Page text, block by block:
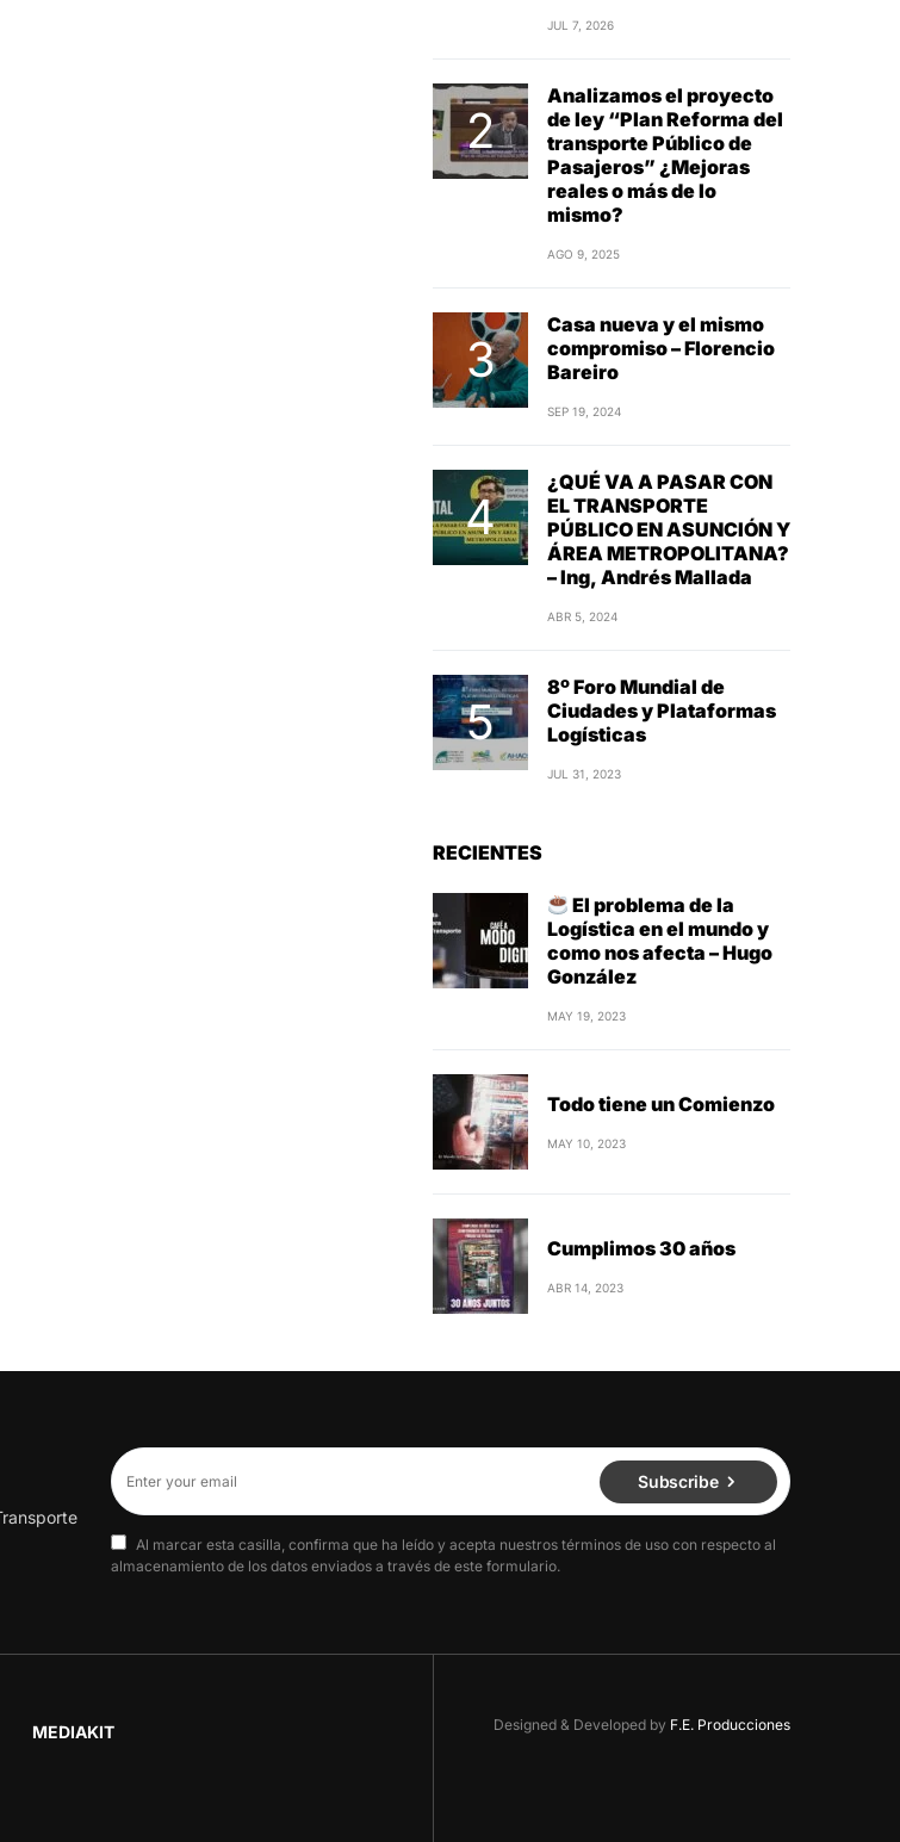
JUL 7, 2026
Analizamos el proyecto
de ley “Plan Reforma del
transporte Público de
Pasajeros” ¿Mejoras
reales o más de lo
mismo?
AGO 9, 2025
Casa nueva y el mismo
compromiso – Florencio
Bareiro
SEP 19, 2024
¿QUÉ VA A PASAR CON
EL TRANSPORTE
PÚBLICO EN ASUNCIÓN Y
ÁREA METROPOLITANA?
– Ing, Andrés Mallada
ABR 5, 2024
8º Foro Mundial de
Ciudades y Plataformas
Logísticas
JUL 31, 2023
RECIENTES
El problema de la
Logística en el mundo y
como nos afecta – Hugo
González
MAY 19, 2023
Todo tiene un Comienzo
MAY 10, 2023
Cumplimos 30 años
ABR 14, 2023
Subscribe
Al marcar esta casilla, confirma que ha leído y acepta nuestros términos de uso con respecto al
almacenamiento de los datos enviados a través de este formulario.
MEDIAKIT Designed & Developed by F.E. Producciones